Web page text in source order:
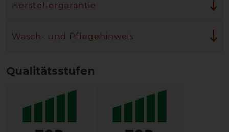
Herstellergarantie
Wasch- und Pflegehinweis
Qualitätsstufen